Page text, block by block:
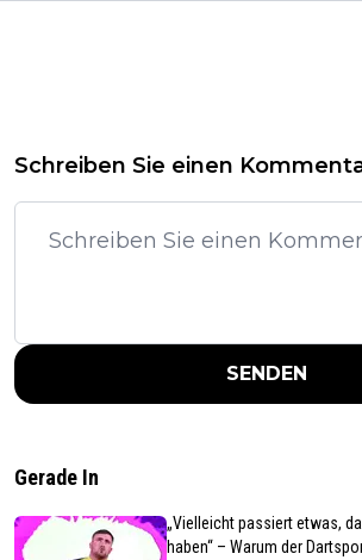
Schreiben Sie einen
SENDEN
Gerade In
„Vielleicht passiert etwas,
haben“ – Warum der